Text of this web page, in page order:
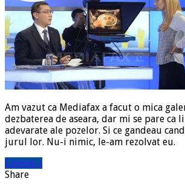
Am vazut ca Mediafax a facut o mica
dezbaterea de aseara, dar mi se pare ca
adevarate ale pozelor. Si ce gandeau
jurul lor. Nu-i nimic, le-am rezolvat eu.
Citeste »
Share